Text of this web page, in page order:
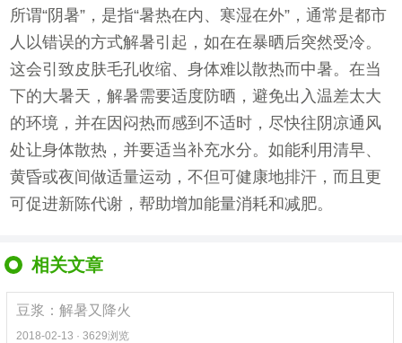
所谓“阴暑”，是指“暑热在内、寒湿在外”，通常是都市
人以错误的方式解暑引起，如在在暴晒后突然受冷。
这会引致皮肤毛孔收缩、身体难以散热而中暑。在当
下的大暑天，解暑需要适度防晒，避免出入温差太大
的环境，并在因闷热而感到不适时，尽快往阴凉通风
处让身体散热，并要适当补充水分。如能利用清早、
黄昏或夜间做适量运动，不但可健康地排汗，而且更
可促进新陈代谢，帮助增加能量消耗和减肥。
相关文章
豆浆：解暑又降火
2018-02-13 · 3629浏览